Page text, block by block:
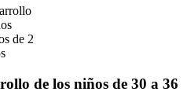
de 2
de los niños de 30 a 36